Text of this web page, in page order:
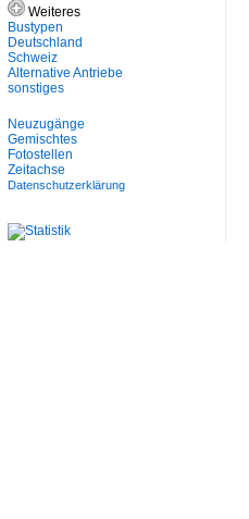
Weiteres
Bustypen
Deutschland
Schweiz
Alternative Antriebe
sonstiges
Neuzugänge
Gemischtes
Fotostellen
Zeitachse
Datenschutzerklärung